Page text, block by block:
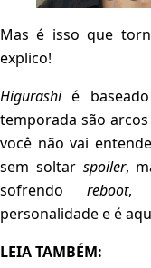
Mas é isso que
explico!
Higurashié
temporada são
você não vai
sem soltar spoiler,
sofrendoreboot,
personalidade e é
LEIA TAMBÉM: